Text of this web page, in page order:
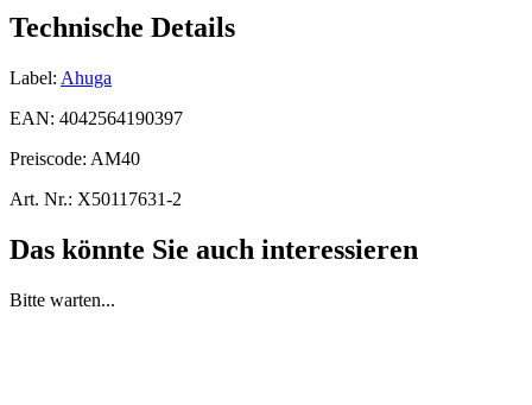
Technische Details
Label: Ahuga
EAN: 4042564190397
Preiscode: AM40
Art. Nr.: X50117631-2
Das könnte Sie auch interessieren
Bitte warten...